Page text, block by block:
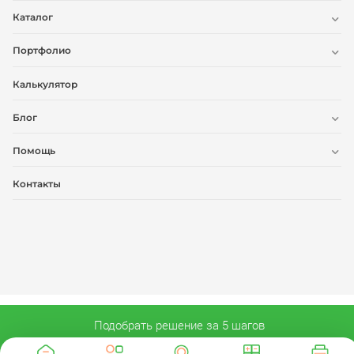
Каталог
Портфолио
Контакты
Калькулятор
Блог
Помощь
Подобрать решение за 5 шагов